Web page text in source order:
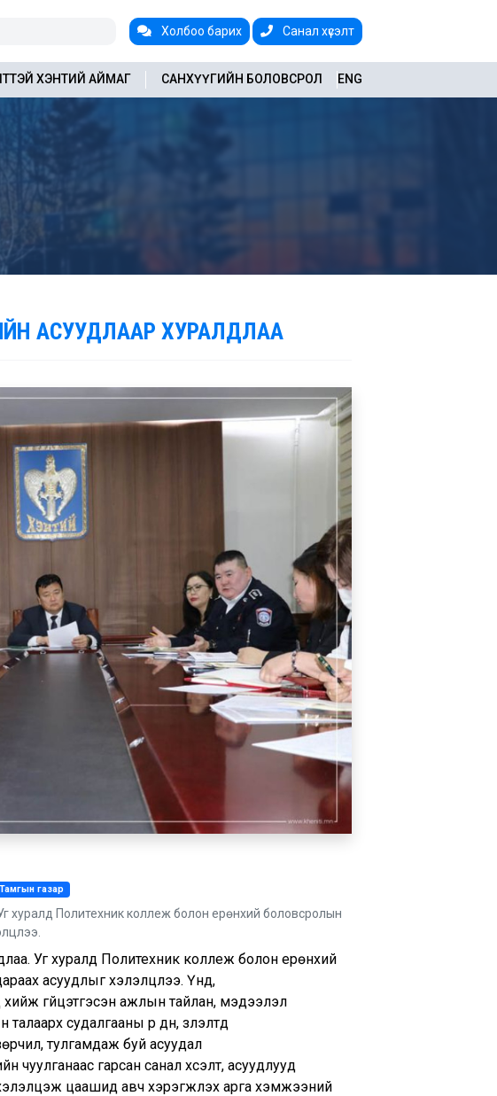
Холбоо барих Санал хүсэлт
ENG
ХЭНТИЙ АЙМАГ САНХҮҮГИЙН БОЛОВСРОЛ
АСУУДЛААР ХУРАЛДЛАА
газар
хуралд Политехник коллеж болон ерөнхий боловсролын
Уг хуралд Политехник коллеж болон ерөнхий
асуудлыг хэлэлцлээ. Үүнд,
хийж гүйцэтгэсэн ажлын тайлан, мэдээлэл
судалгааны үр дүн, үзүүлэлтүүд
тулгамдаж буй асуудал
чуулганаас гарсан санал хүсэлт, асуудлууд
цаашид авч хэрэгжүүлэх арга хэмжээний